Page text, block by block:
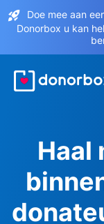
Doe mee aan
Donorbox u kan
Haal